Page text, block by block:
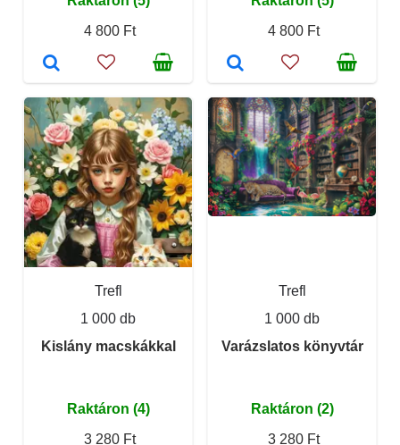
4 800 Ft
4 800 Ft
Trefl
1 000 db
Kislány macskákkal
Raktáron (4)
3 280 Ft
Trefl
1 000 db
Varázslatos könyvtár
Raktáron (2)
3 280 Ft